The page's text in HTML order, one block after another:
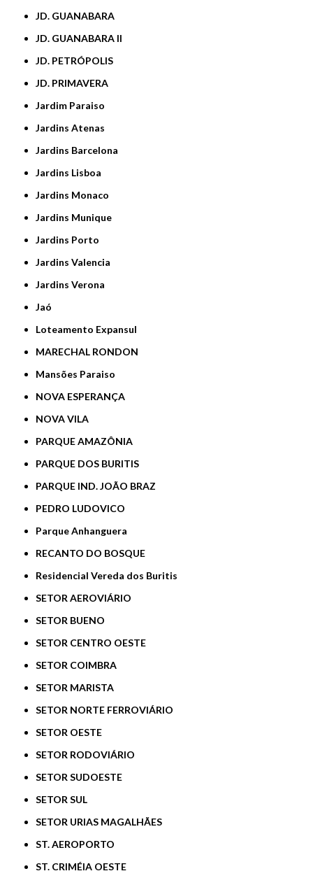
JD. GUANABARA
JD. GUANABARA II
JD. PETRÓPOLIS
JD. PRIMAVERA
Jardim Paraiso
Jardins Atenas
Jardins Barcelona
Jardins Lisboa
Jardins Monaco
Jardins Munique
Jardins Porto
Jardins Valencia
Jardins Verona
Jaó
Loteamento Expansul
MARECHAL RONDON
Mansões Paraiso
NOVA ESPERANÇA
NOVA VILA
PARQUE AMAZÔNIA
PARQUE DOS BURITIS
PARQUE IND. JOÃO BRAZ
PEDRO LUDOVICO
Parque Anhanguera
RECANTO DO BOSQUE
Residencial Vereda dos Buritis
SETOR AEROVIÁRIO
SETOR BUENO
SETOR CENTRO OESTE
SETOR COIMBRA
SETOR MARISTA
SETOR NORTE FERROVIÁRIO
SETOR OESTE
SETOR RODOVIÁRIO
SETOR SUDOESTE
SETOR SUL
SETOR URIAS MAGALHÃES
ST. AEROPORTO
ST. CRIMÉIA OESTE